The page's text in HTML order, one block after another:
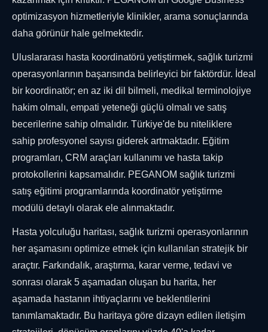
optimizasyon hizmetleriyle klinikler, arama sonuçlarında
daha görünür hale gelmektedir.
Uluslararası hasta koordinatörü yetiştirmek, sağlık turizmi
operasyonlarının başarısında belirleyici bir faktördür. İdeal
bir koordinatör; en az iki dil bilmeli, medikal terminolojiye
hakim olmalı, empati yeteneği güçlü olmalı ve satış
becerilerine sahip olmalıdır. Türkiye'de bu niteliklere
sahip profesyonel sayısı giderek artmaktadır. Eğitim
programları, CRM araçları kullanımı ve hasta takip
protokollerini kapsamalıdır. PEGANOM sağlık turizmi
satış eğitimi programlarında koordinatör yetiştirme
modülü detaylı olarak ele alınmaktadır.
Hasta yolculuğu haritası, sağlık turizmi operasyonlarının
her aşamasını optimize etmek için kullanılan stratejik bir
araçtır. Farkındalık, araştırma, karar verme, tedavi ve
sonrası olarak 5 aşamadan oluşan bu harita, her
aşamada hastanın ihtiyaçlarını ve beklentilerini
tanımlamaktadır. Bu haritaya göre dizayn edilen iletişim